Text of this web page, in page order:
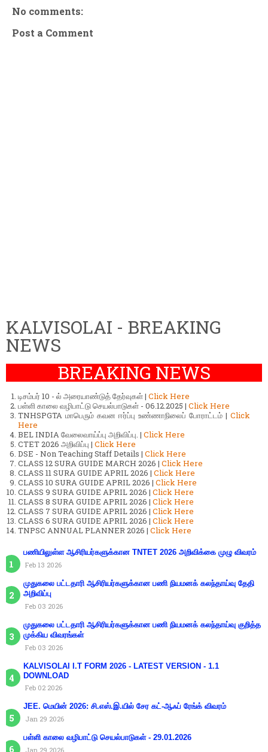
No comments:
Post a Comment
KALVISOLAI - BREAKING
NEWS
BREAKING NEWS
டிசம்பர் 10 - ல் அரையாண்டுத் தேர்வுகள் | Click Here
பள்ளி காலை வழிபாட்டு செயல்பாடுகள் - 06.12.2025 | Click Here
TNHSPGTA மாபெரும் கவன ஈர்ப்பு உண்ணாநிலைப் போராட்டம் | Click
Here
BEL INDIA வேலைவாய்ப்பு அறிவிப்பு. | Click Here
CTET 2026 அறிவிப்பு | Click Here
DSE - Non Teaching Staff Details | Click Here
CLASS 12 SURA GUIDE MARCH 2026 | Click Here
CLASS 11 SURA GUIDE APRIL 2026 | Click Here
CLASS 10 SURA GUIDE APRIL 2026 | Click Here
CLASS 9 SURA GUIDE APRIL 2026 | Click Here
CLASS 8 SURA GUIDE APRIL 2026 | Click Here
CLASS 7 SURA GUIDE APRIL 2026 | Click Here
CLASS 6 SURA GUIDE APRIL 2026 | Click Here
TNPSC ANNUAL PLANNER 2026 | Click Here
பணியிலுள்ள ஆசிரியர்களுக்கான TNTET 2026 அறிவிக்கை முழு விவரம்
Feb 13 2026
முதுகலை பட்டதாரி ஆசிரியர்களுக்கான பணி நியமனக் கலந்தாய்வு தேதி
அறிவிப்பு
Feb 03 2026
முதுகலை பட்டதாரி ஆசிரியர்களுக்கான பணி நியமனக் கலந்தாய்வு குறித்த
முக்கிய விவரங்கள்
Feb 03 2026
KALVISOLAI I.T FORM 2026 - LATEST VERSION - 1.1
DOWNLOAD
Feb 02 2026
JEE. மெயின் 2026: சி.எஸ்.இ.யில் சேர கட்-ஆஃப் ரேங்க் விவரம்
Jan 29 2026
பள்ளி காலை வழிபாட்டு செயல்பாடுகள் - 29.01.2026
Jan 29 2026